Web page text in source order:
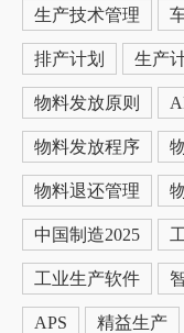
生产技术管理
排产计划 生产
物料发放原则
物料发放程序
物料退还管理
中国制造2025
工业生产软件
APS 精益生产